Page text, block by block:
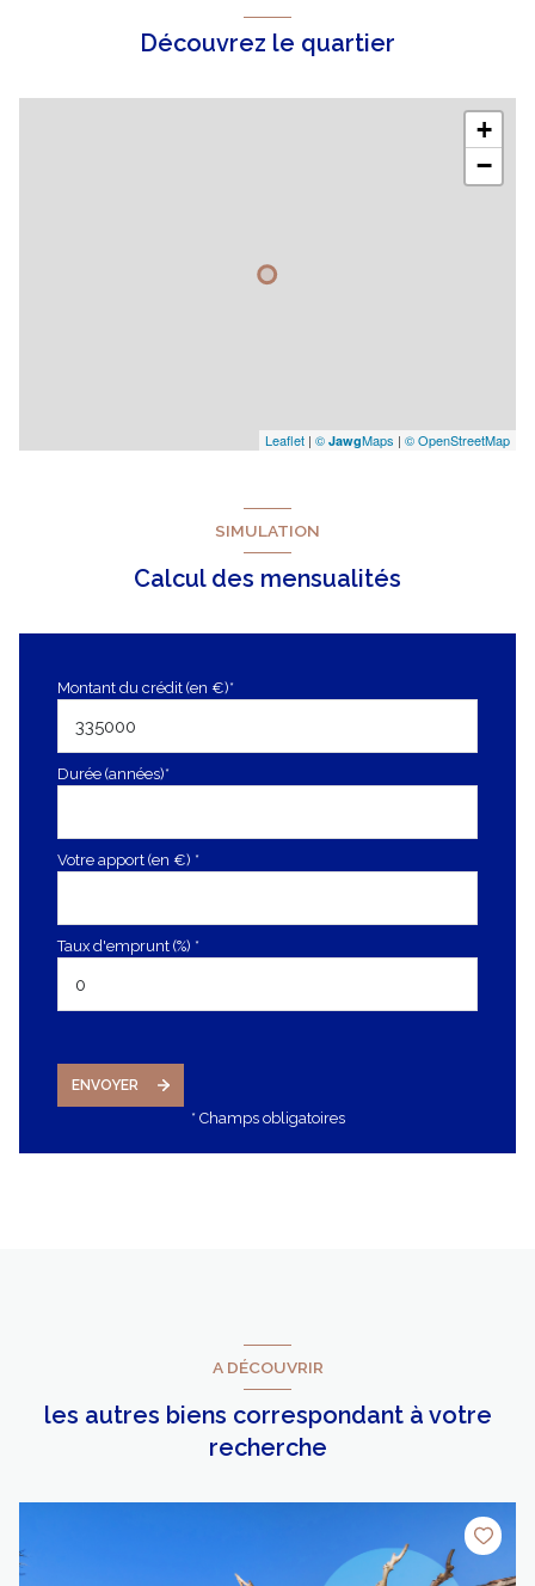
Découvrez le quartier
+
−
Leaflet | © JawgMaps | © OpenStreetMap
SIMULATION
Calcul des mensualités
Montant du crédit (en €)*
Durée (années)*
Votre apport (en €) *
Taux d'emprunt (%) *
ENVOYER
* Champs obligatoires
A DÉCOUVRIR
les autres biens correspondant à votre
recherche